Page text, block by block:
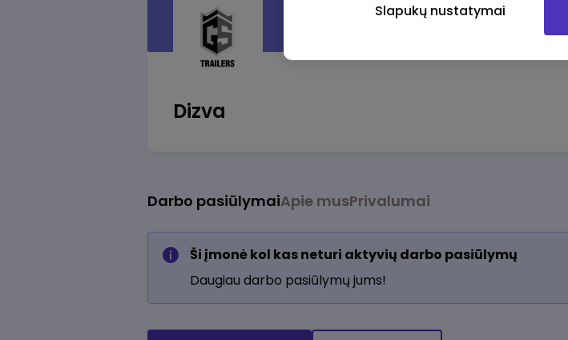
Dizva
Darbo pasiūlymaiApie musPrivalumai
Ši įmonė kol kas neturi aktyvių darbo pasiūlymų
Daugiau darbo pasiūlymų jums!
Slapukų nustatymai